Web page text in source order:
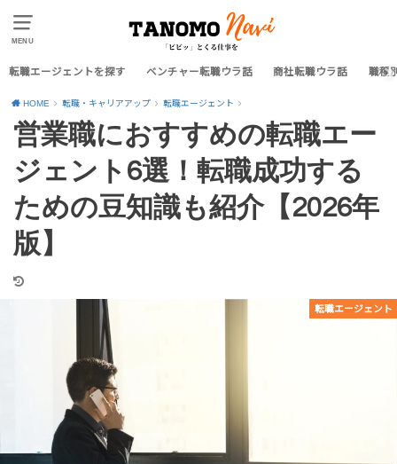
MENU
転職エージェントを探す ベンチャー転職ウラ話 商社転職ウラ話 職種
HOME 転職・キャリアアップ 転職エージェント
営業職におすすめの転職エー
ジェント6選！転職成功する
ための豆知識も紹介【2026年
版】
転職エージェント